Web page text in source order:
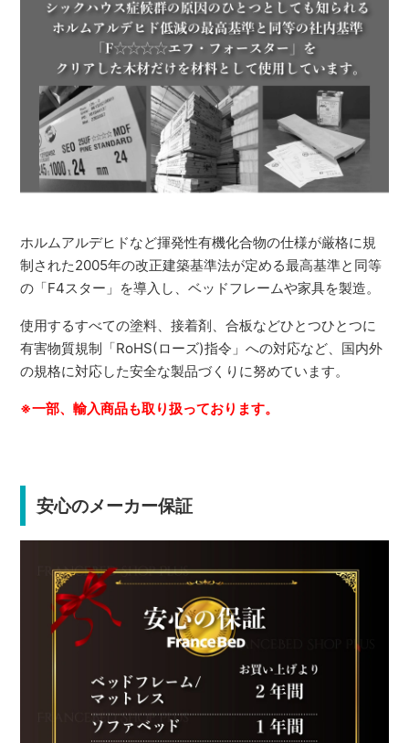
ホルムアルデヒドなど揮発性有機化合物の仕様が厳格に規
制された2005年の改正建築基準法が定める最高基準と同等
の「F4スター」を導入し、ベッドフレームや家具を製造。
使用するすべての塗料、接着剤、合板などひとつひとつに
有害物質規制「RoHS(ローズ)指令」への対応など、国内外
の規格に対応した安全な製品づくりに努めています。
※一部、輸入商品も取り扱っております。
安心のメーカー保証